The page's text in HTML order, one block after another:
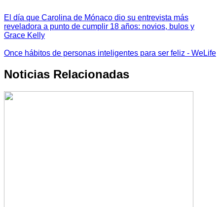
El día que Carolina de Mónaco dio su entrevista más
reveladora a punto de cumplir 18 años: novios, bulos y
Grace Kelly
Once hábitos de personas inteligentes para ser feliz - WeLife
Noticias Relacionadas